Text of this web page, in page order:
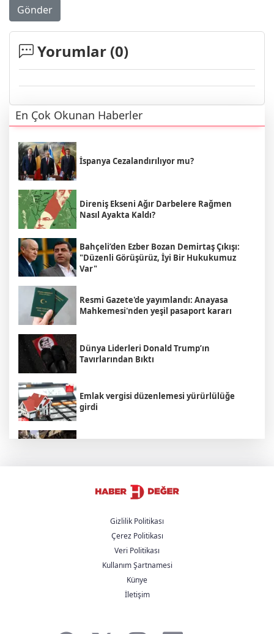
Gönder
Yorumlar (0)
En Çok Okunan Haberler
İspanya Cezalandırılıyor mu?
Direniş Ekseni Ağır Darbelere Rağmen
Nasıl Ayakta Kaldı?
Bahçeli’den Ezber Bozan Demirtaş Çıkışı:
"Düzenli Görüşürüz, İyi Bir Hukukumuz
Var"
Resmi Gazete'de yayımlandı: Anayasa
Mahkemesi'nden yeşil pasaport kararı
Dünya Liderleri Donald Trump’ın
Tavırlarından Bıktı
Emlak vergisi düzenlemesi yürürlülüğe
girdi
Cumhurbaşkanı Erdoğan suç duyurusunda
Hamamböceği Partisi Zaferi: Hindistan'da
Bir Hakaret Nasıl Siyasi İsyana Dönüştü?
Bakan Yumaklı Rumen mevkidaşı ile
Gizlilik Politikası
Çerez Politikası
Veri Politikası
Kullanım Şartnamesi
Künye
İletişim